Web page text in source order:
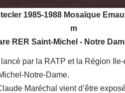
1985-1988 Mosaïque
m
RER Saint-Michel - Notre
par la RATP et la Région
Notre-Dame.
Maréchal vient d’être